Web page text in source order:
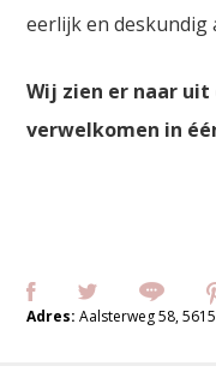
eerlijk en deskundig
Wij zien er naar
verwelkomen in
Adres:Aalsterweg 58,